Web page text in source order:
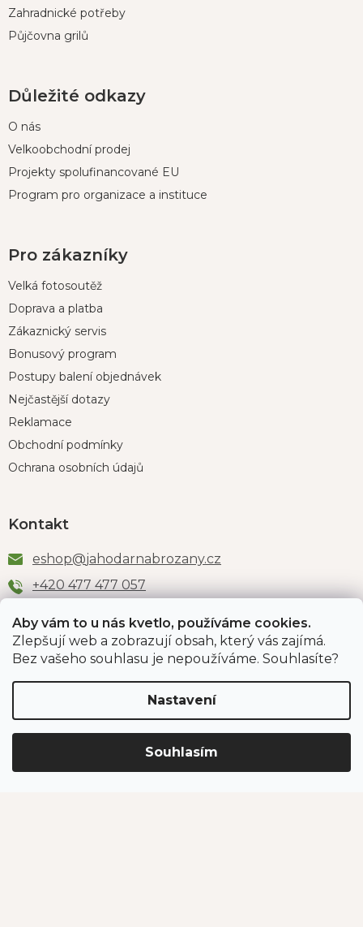
Aby vám to u nás kvetlo, používáme cookies.
Zlepšují web a zobrazují obsah, který vás zajímá.
Bez vašeho souhlasu je nepoužíváme. Souhlasíte?
Nastavení
Souhlasím
Zahradnické potřeby
Půjčovna grilů
Důležité odkazy
O nás
Velkoobchodní prodej
Projekty spolufinancované EU
Program pro organizace a instituce
Pro zákazníky
Velká fotosoutěž
Doprava a platba
Zákaznický servis
Bonusový program
Postupy balení objednávek
Nejčastější dotazy
Reklamace
Obchodní podmínky
Ochrana osobních údajů
Kontakt
eshop@jahodarnabrozany.cz
+420 477 477 057
Odběr newsletteru
PŘIHLÁSIT SE